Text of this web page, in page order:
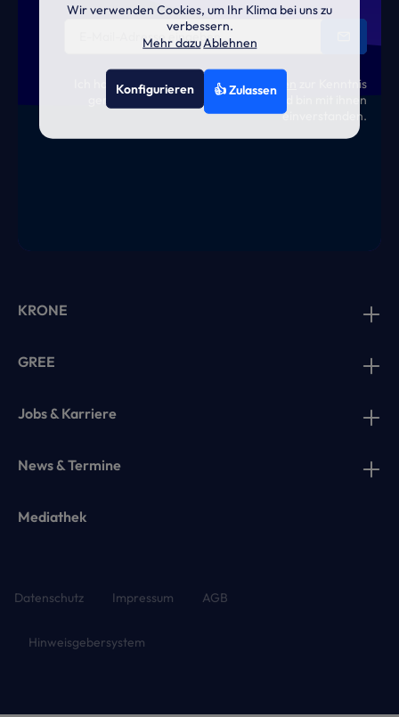
Ich habe dieDatenschutzbestimmungen
zur Kenntnis
genommen und die
AGBgelesen und bin mit ihnen
einverstanden.
KRONE
GREE
Jobs & Karriere
News & Termine
Mediathek
Datenschutz Impressum AGB
Hinweisgebersystem
Wir verwenden Cookies, um Ihr Klima bei uns zu
verbessern.
Mehr dazuAblehnen
Konfigurieren 👍 Zulassen